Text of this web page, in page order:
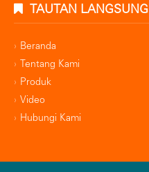
TAUTAN LANGSUNG
Beranda
Tentang Kami
Produk
Video
Hubungi Kami